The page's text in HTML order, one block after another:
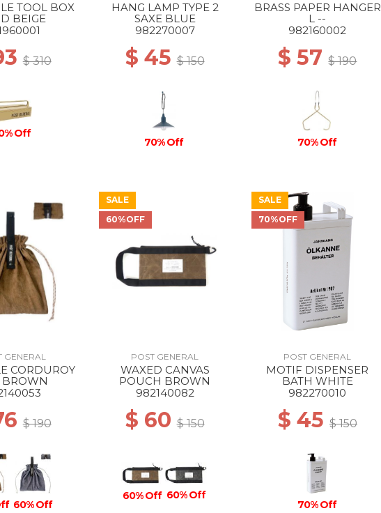
TOOL BOX
BEIGE
$ 310
Off
HANG LAMP TYPE 2
SAXE BLUE
982270007
$ 45$ 150
70% Off
BRASS PAPER HANGER
L --
982160002
$ 57$ 190
70% Off
GENERAL
CORDUROY
BROWN
$ 190
60% Off
SALE
60%OFF
POST GENERAL
WAXED CANVAS
POUCH BROWN
982140082
$ 60$ 150
60% Off 60% Off
SALE
70%OFF
POST GENERAL
MOTIF DISPENSER
BATH WHITE
982270010
$ 45 $ 150
70% Off